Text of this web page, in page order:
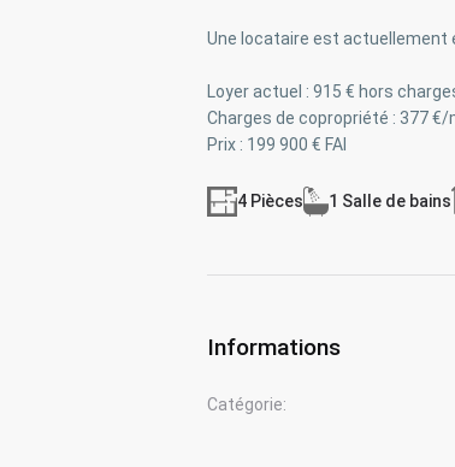
Une locataire est actuellement
Loyer actuel : 915 € hors
Charges de copropriété : 377 €/
Prix : 199 900 € FAI
4 Pièces 1 Salle de bains
Informations
Catégorie: